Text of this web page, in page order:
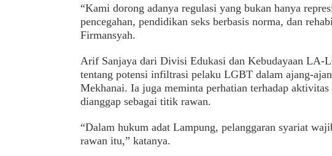
“Kami dorong adanya regulasi yang bukan hanya
pencegahan, pendidikan seks berbasis norma, dan
Firmansyah.
Arif Sanjaya dari Divisi Edukasi dan Kebudayaan LA-
tentang potensi infiltrasi pelaku LGBT dalam ajang-
Mekhanai. Ia juga meminta perhatian terhadap
dianggap sebagai titik rawan.
“Dalam hukum adat Lampung, pelanggaran syariat
rawan itu,” katanya.